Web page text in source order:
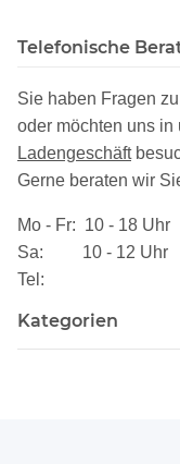
Telefonische
Sie haben Fragen
oder möchten uns in
Ladengeschäft
Gerne beraten wir
Mo - Fr: 10 - 18 Uhr
Sa: 10 - 12 Uhr
Tel:
Kategorien